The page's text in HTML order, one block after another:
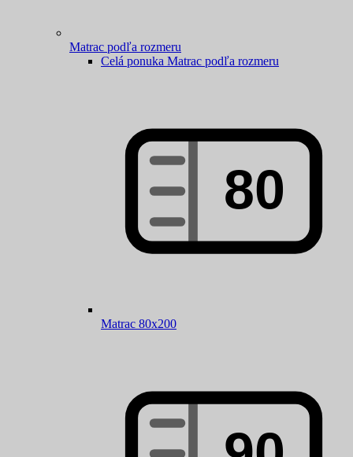
Matrac podľa rozmeru
Celá ponuka Matrac podľa rozmeru
Matrac 80x200